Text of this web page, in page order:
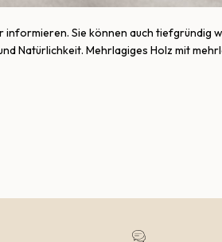
informieren. Sie können auch tiefgründig
Natürlichkeit. Mehrlagiges Holz mit